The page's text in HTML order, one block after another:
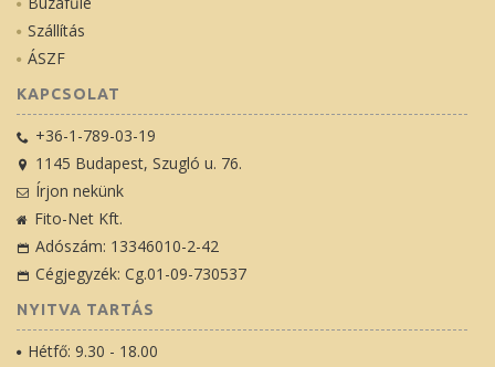
Szállítás
ÁSZF
KAPCSOLAT
+36-1-789-03-19
1145 Budapest, Szugló u. 76.
Írjon nekünk
Fito-Net Kft.
Adószám: 13346010-2-42
Cégjegyzék: Cg.01-09-730537
NYITVA TARTÁS
Hétfő: 9.30 - 18.00